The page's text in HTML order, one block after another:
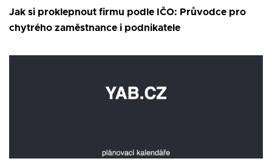
Jak si proklepnout firmu podle IČO: Průvodce pro
chytrého zaměstnance i podnikatele